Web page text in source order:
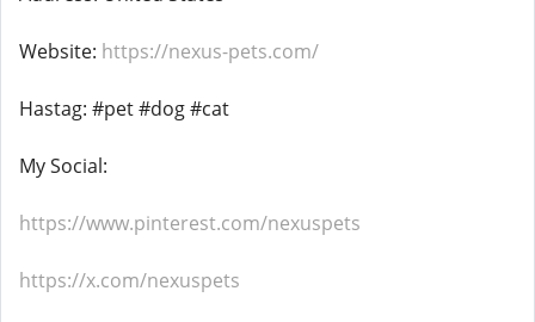
Website: https://nexus-pets.com/
Hastag: #pet #dog #cat
My Social:
https://www.pinterest.com/nexuspets
https://x.com/nexuspets